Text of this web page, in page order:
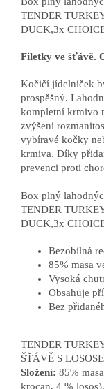
TENDER
DUCK,3x
Filetky ve šťávě.
Kočičí jídelníček
prospěšný.
kompletní krmivo
zvýšení
vybíravé kočky
krmiva. Díky
prevenci proti
Box plný
TENDER
DUCK,3x
Bezobilná
85% masa
Vysoká
Obsahuje
Bez
TENDER
ŠŤÁVĚ S
Složení: 85%
krocan, 4 %